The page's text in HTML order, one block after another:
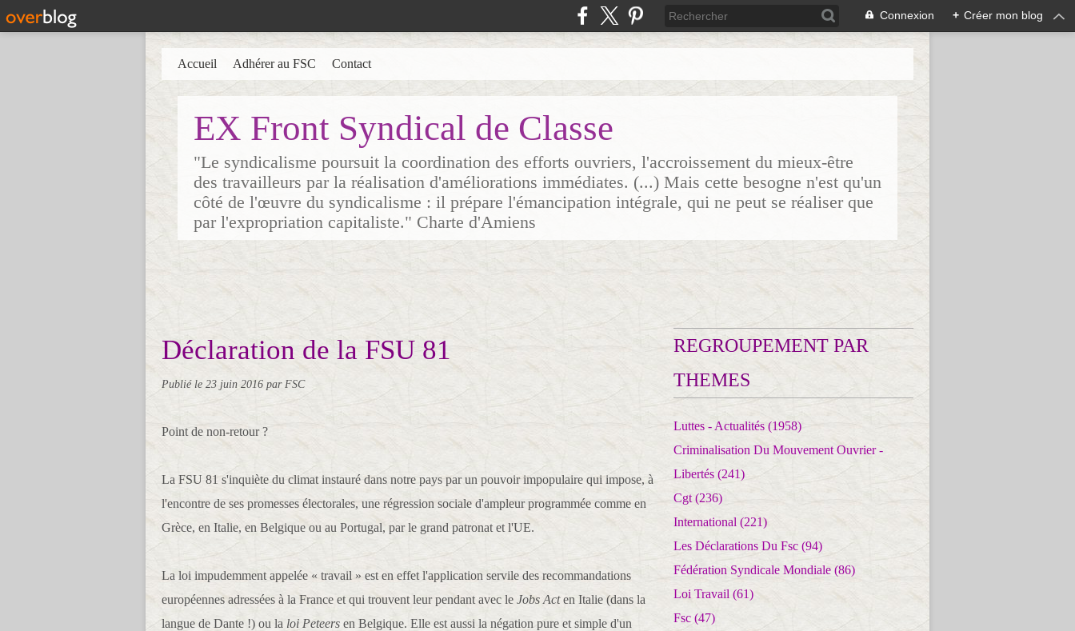
Connexion + Créer mon blog
EX Front Syndical de Classe
"Le syndicalisme poursuit la coordination des efforts ouvriers, l'accroissement du mieux-être
des travailleurs par la réalisation d'améliorations immédiates. (...) Mais cette besogne n'est qu'un
côté de l'œuvre du syndicalisme : il prépare l'émancipation intégrale, qui ne peut se réaliser que
par l'expropriation capitaliste." Charte d'Amiens
Accueil Adhérer au FSC Contact
Déclaration de la FSU 81
Publié le 23 juin 2016 par FSC
Point de non-retour ?
La FSU 81 s'inquiète du climat instauré dans notre pays par un pouvoir impopulaire qui impose, à
l'encontre de ses promesses électorales, une régression sociale d'ampleur programmée comme en
Grèce, en Italie, en Belgique ou au Portugal, par le grand patronat et l'UE.
La loi impudemment appelée « travail » est en effet l'application servile des recommandations
européennes adressées à la France et qui trouvent leur pendant avec le Jobs Acten Italie (dans la
langue de Dante !) ou la loi Peteers en Belgique. Elle est aussi la négation pure et simple d'un
REGROUPEMENT PAR
THEMES
Luttes - Actualités (1958)
Criminalisation Du Mouvement Ouvrier -
Libertés (241)
Cgt (236)
International (221)
Les Déclarations Du Fsc (94)
Fédération Syndicale Mondiale (86)
Loi Travail (61)
Fsc (47)